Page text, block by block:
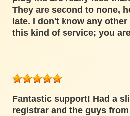
They are second to none,
late. I don't know any
this kind of service; you
Fantastic support! Had a
registrar and the guys